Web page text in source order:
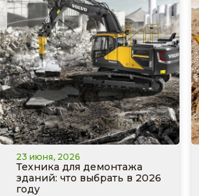
23 июня, 2026
Техника для демонтажа
зданий: что выбрать в 2026
году